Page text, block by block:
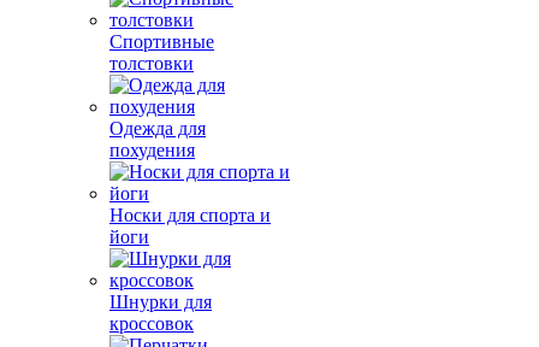
Спортивные
толстовки
Одежда для
похудения
Носки для спорта и
йоги
Шнурки для
кроссовок